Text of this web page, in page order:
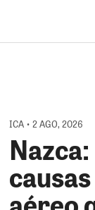
ICA • 2 AGO, 2026